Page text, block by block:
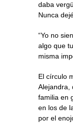
daba
Nunca
“Yo no
algo que
misma
El círculo
Alejandra,
familia en
en los de
por el